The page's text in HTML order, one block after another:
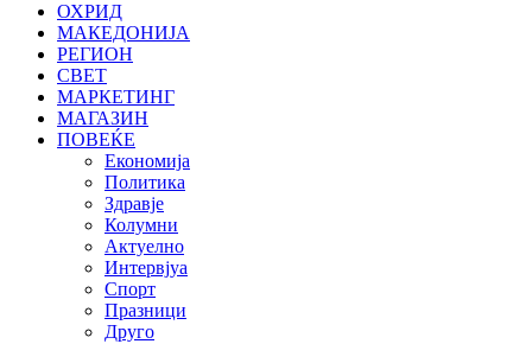
ОХРИД
МАКЕДОНИЈА
РЕГИОН
СВЕТ
МАРКЕТИНГ
МАГАЗИН
ПОВЕЌЕ
Економија
Политика
Здравје
Колумни
Актуелно
Интервјуа
Спорт
Празници
Друго